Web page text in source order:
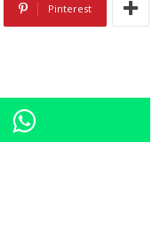
Pinterest